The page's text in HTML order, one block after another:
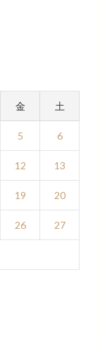
金 土
5 6
12 13
19 20
26 27